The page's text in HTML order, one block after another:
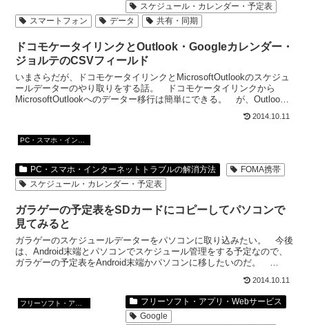
スケジュール・カレンダー・予定表
スマートフォン
データ 共有・同期
ドコモケータイリンクとOutlook・Googleカレンダー・
ジョルテのCSVフィールド
いまさらだが、ドコモケータイリンクとMicrosoftOutlookのスケジュ
ールデーターのやり取りをする話。 ドコモケータイリンクから
MicrosoftOutlookへのデーター移行は簡単にできる。 が、Outlook
2014.10.11
PC・スマホ・インターネットトラブルの解消方法
PC・スマホ・インターネットトラブルの解消方法
FOMA携帯
スケジュール・カレンダー・予定表
ガラゲーの予定表をSDカードにコピーしてパソコンで
見てみると
ガラゲーのスケジュールデーターをパソコンに取り込みたい。 今後
は、Android末端とパソコンでスケジュール管理をする予定なので、
ガラゲーの予定表をAndroid末端かパソコンに移したいのだ。
2014.10.11
フリーソフト・アプリ・Webサービス
フリーソフト・アプリ・Webサービス
Google